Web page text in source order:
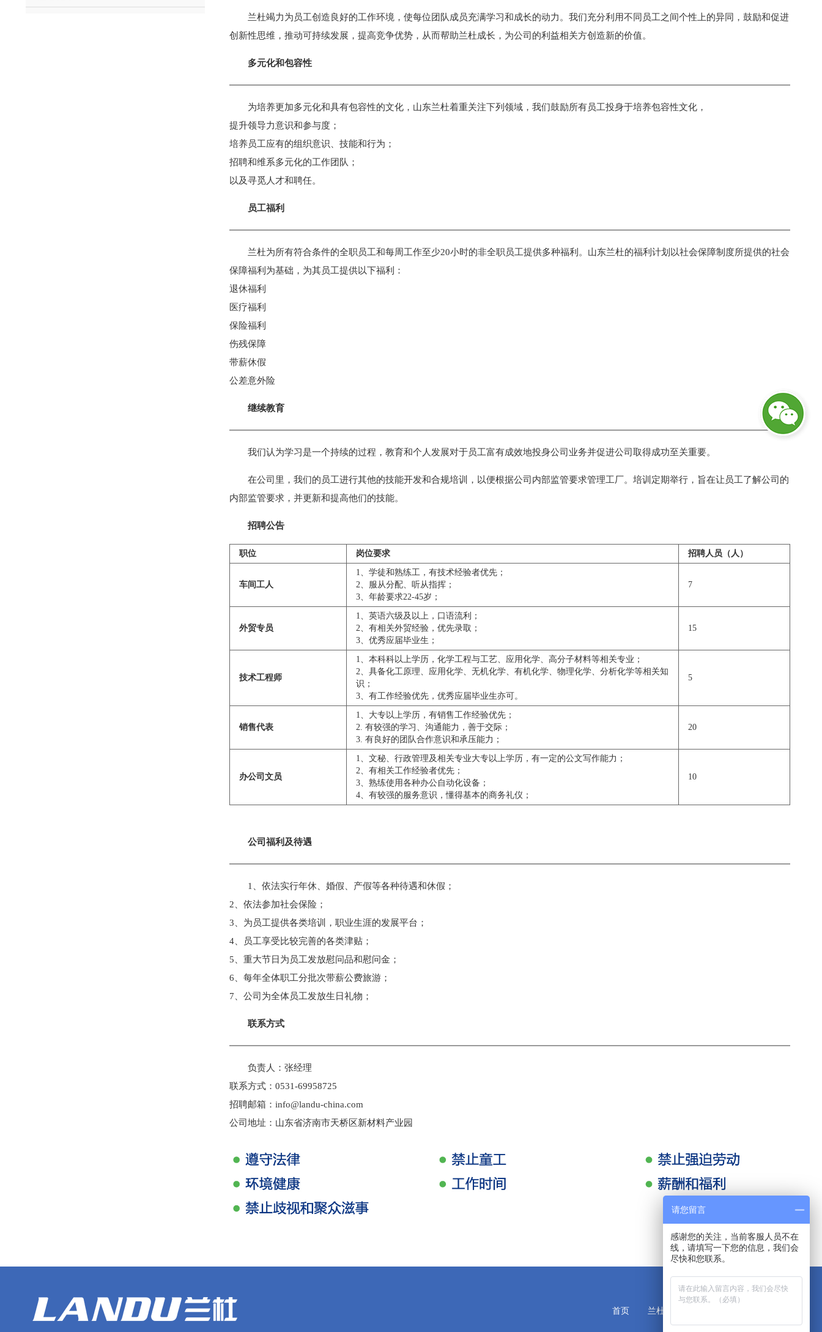
兰杜竭力为员工创造良好的工作环境，使每位团队成员充满学习和成长的动力。我们充分利用不同员工之间个性上的异同，鼓励和促进
创新性思维，推动可持续发展，提高竞争优势，从而帮助兰杜成长，为公司的利益相关方创造新的价值。
多元化和包容性
为培养更加多元化和具有包容性的文化，山东兰杜着重关注下列领域，我们鼓励所有员工投身于培养包容性文化，
提升领导力意识和参与度；
培养员工应有的组织意识、技能和行为；
招聘和维系多元化的工作团队；
以及寻觅人才和聘任。
员工福利
兰杜为所有符合条件的全职员工和每周工作至少20小时的非全职员工提供多种福利。山东兰杜的福利计划以社会保障制度所提供的社会
保障福利为基础，为其员工提供以下福利：
退休福利
医疗福利
保险福利
伤残保障
带薪休假
公差意外险
继续教育
我们认为学习是一个持续的过程，教育和个人发展对于员工富有成效地投身公司业务并促进公司取得成功至关重要。
在公司里，我们的员工进行其他的技能开发和合规培训，以便根据公司内部监管要求管理工厂。培训定期举行，旨在让员工了解公司的
内部监管要求，并更新和提高他们的技能。
招聘公告
职位 岗位要求 招聘人员（人）
车间工人
1、学徒和熟练工，有技术经验者优先；
2、服从分配、听从指挥；
3、年龄要求22-45岁；
7
外贸专员
1、英语六级及以上，口语流利；
2、有相关外贸经验，优先录取；
3、优秀应届毕业生；
15
技术工程师
1、本科科以上学历，化学工程与工艺、应用化学、高分子材料等相关专业；
2、具备化工原理、应用化学、无机化学、有机化学、物理化学、分析化学等相关知
识；
3、有工作经验优先，优秀应届毕业生亦可。
5
销售代表
1、大专以上学历，有销售工作经验优先；
2. 有较强的学习、沟通能力，善于交际；
3. 有良好的团队合作意识和承压能力；
20
办公司文员
1、文秘、行政管理及相关专业大专以上学历，有一定的公文写作能力；
2、有相关工作经验者优先；
3、熟练使用各种办公自动化设备；
4、有较强的服务意识，懂得基本的商务礼仪；
10
公司福利及待遇
1、依法实行年休、婚假、产假等各种待遇和休假；
2、依法参加社会保险；
3、为员工提供各类培训，职业生涯的发展平台；
4、员工享受比较完善的各类津贴；
5、重大节日为员工发放慰问品和慰问金；
6、每年全体职工分批次带薪公费旅游；
7、公司为全体员工发放生日礼物；
联系方式
负责人：张经理
联系方式：0531-69958725
招聘邮箱：info@landu-china.com
公司地址：山东省济南市天桥区新材料产业园
首页 兰杜简介
请您留言
感谢您的关注，当前客服人员不在
线，请填写一下您的信息，我们会
尽快和您联系。